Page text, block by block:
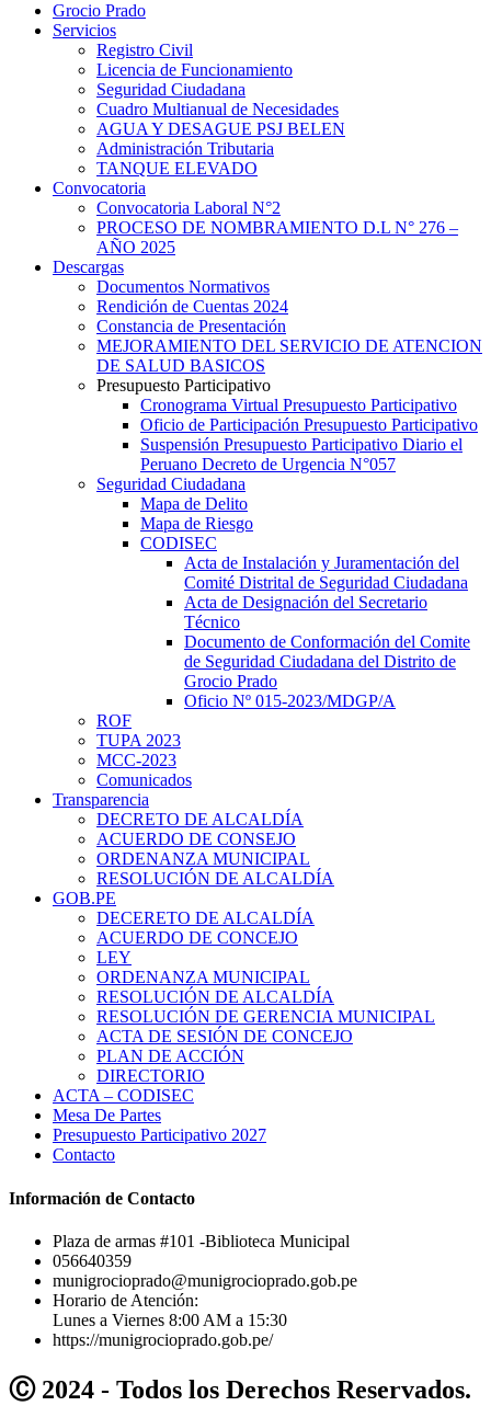
Grocio Prado
Servicios
Registro Civil
Licencia de Funcionamiento
Seguridad Ciudadana
Cuadro Multianual de Necesidades
AGUA Y DESAGUE PSJ BELEN
Administración Tributaria
TANQUE ELEVADO
Convocatoria
Convocatoria Laboral N°2
PROCESO DE NOMBRAMIENTO D.L N° 276 –
AÑO 2025
Descargas
Documentos Normativos
Rendición de Cuentas 2024
Constancia de Presentación
MEJORAMIENTO DEL SERVICIO DE ATENCION
DE SALUD BASICOS
Presupuesto Participativo
Cronograma Virtual Presupuesto Participativo
Oficio de Participación Presupuesto Participativo
Suspensión Presupuesto Participativo Diario el
Peruano Decreto de Urgencia N°057
Seguridad Ciudadana
Mapa de Delito
Mapa de Riesgo
CODISEC
Acta de Instalación y Juramentación del
Comité Distrital de Seguridad Ciudadana
Acta de Designación del Secretario
Técnico
Documento de Conformación del Comite
de Seguridad Ciudadana del Distrito de
Grocio Prado
Oficio Nº 015-2023/MDGP/A
ROF
TUPA 2023
MCC-2023
Comunicados
Transparencia
DECRETO DE ALCALDÍA
ACUERDO DE CONSEJO
ORDENANZA MUNICIPAL
RESOLUCIÓN DE ALCALDÍA
GOB.PE
DECERETO DE ALCALDÍA
ACUERDO DE CONCEJO
LEY
ORDENANZA MUNICIPAL
RESOLUCIÓN DE ALCALDÍA
RESOLUCIÓN DE GERENCIA MUNICIPAL
ACTA DE SESIÓN DE CONCEJO
PLAN DE ACCIÓN
DIRECTORIO
ACTA – CODISEC
Mesa De Partes
Presupuesto Participativo 2027
Contacto
Información de Contacto
Plaza de armas #101 -Biblioteca Municipal
056640359
munigrocioprado@munigrocioprado.gob.pe
Horario de Atención:
Lunes a Viernes 8:00 AM a 15:30
https://munigrocioprado.gob.pe/
Ⓒ 2024 - Todos los Derechos Reservados.